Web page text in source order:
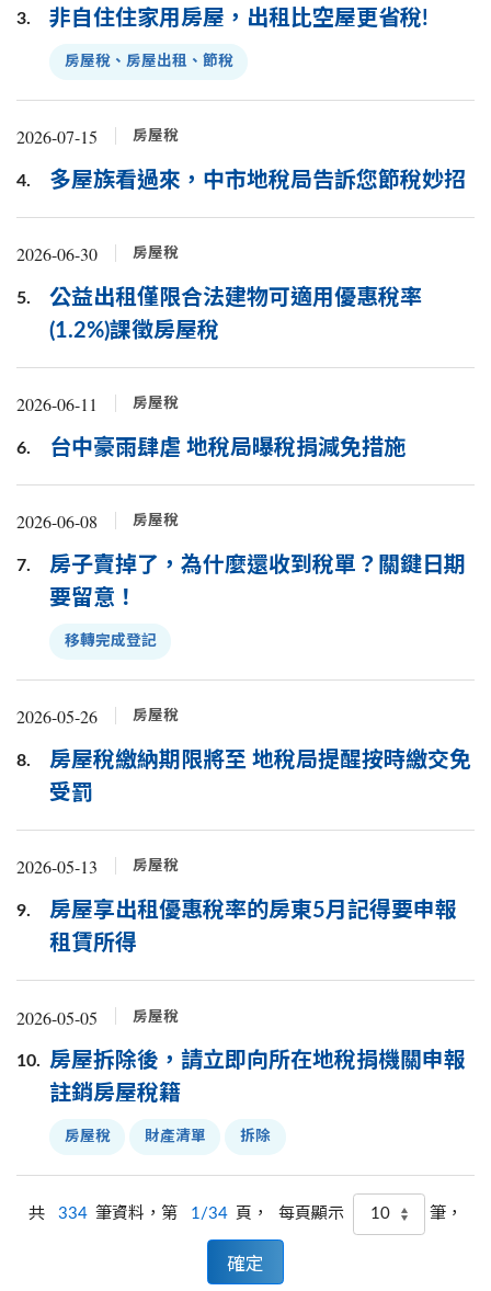
3. 非自住住家用房屋，出租比空屋更省稅!
房屋稅、房屋出租、節稅
2026-07-15 房屋稅
4. 多屋族看過來，中市地稅局告訴您節稅妙招
2026-06-30 房屋稅
5.
公益出租僅限合法建物可適用優惠稅率
(1.2%)課徵房屋稅
2026-06-11 房屋稅
6. 台中豪雨肆虐 地稅局曝稅捐減免措施
2026-06-08 房屋稅
7.
房子賣掉了，為什麼還收到稅單？關鍵日期
要留意！
移轉完成登記
2026-05-26 房屋稅
8.
房屋稅繳納期限將至 地稅局提醒按時繳交免
受罰
2026-05-13 房屋稅
9.
房屋享出租優惠稅率的房東5月記得要申報
租賃所得
2026-05-05 房屋稅
10. 房屋拆除後，請立即向所在地稅捐機關申報
註銷房屋稅籍
房屋稅 財產清單 拆除
共 334 筆資料，第 1/34 頁， 每頁顯示 筆，